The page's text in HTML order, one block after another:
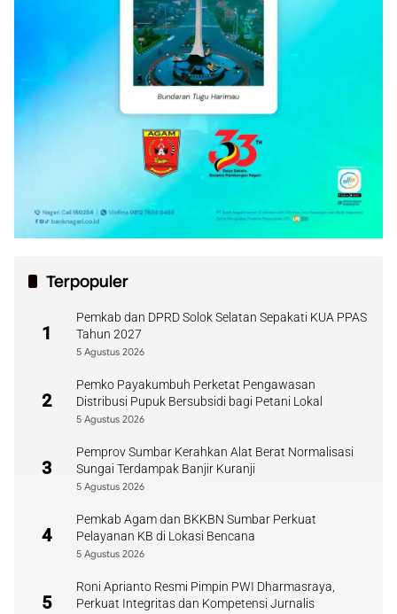
Terpopuler
1
Pemkab dan DPRD Solok Selatan Sepakati KUA PPAS
Tahun 2027
5 Agustus 2026
2
Pemko Payakumbuh Perketat Pengawasan
Distribusi Pupuk Bersubsidi bagi Petani Lokal
5 Agustus 2026
3
Pemprov Sumbar Kerahkan Alat Berat Normalisasi
Sungai Terdampak Banjir Kuranji
5 Agustus 2026
4
Pemkab Agam dan BKKBN Sumbar Perkuat
Pelayanan KB di Lokasi Bencana
5 Agustus 2026
5
Roni Aprianto Resmi Pimpin PWI Dharmasraya,
Perkuat Integritas dan Kompetensi Jurnalis